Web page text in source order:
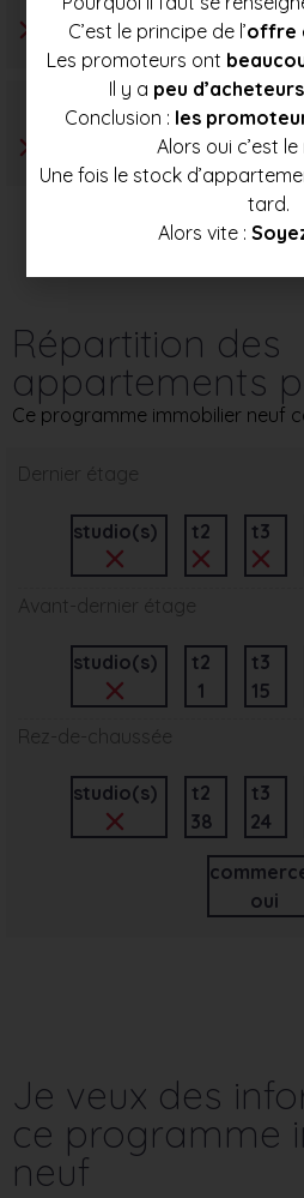
Répartition des
appartements
Ce programme immobilier neuf
Dernier étage
studio(s) t2 t3
Avant-dernier étage
studio(s)
t2
1
t3
15
Rez-de-chaussée
studio(s)
t2
38
t3
24
oui
Je veux des
ce programme
neuf
C’est le principe de l’offre
Les promoteurs ont
Il y a peu d’acheteurs
Conclusion : les
Alors oui c’est
Une fois le stock
tard.
Alors vite :